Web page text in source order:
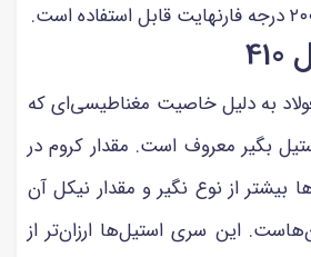
به دلیل خاصیت مغناطیسی‌ای که
بگیر معروف است. مقدار کروم در
بیشتر از نوع نگیر و مقدار نیکل آن
این سری استیل‌ها ارزان‌تر از